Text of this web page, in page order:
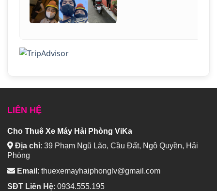
LIÊN HỆ
Cho Thuê Xe Máy Hải Phòng ViKa
Địa chỉ: 39 Phạm Ngũ Lão, Cầu Đất, Ngô Quyền, Hải
Phòng
Email : thuexemayhaiphonglv@gmail.com
SĐT Liên Hệ: 0934.555.195